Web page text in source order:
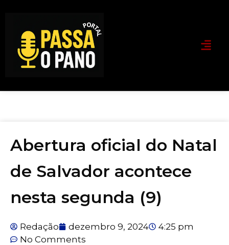
Abertura oficial do Natal
de Salvador acontece
nesta segunda (9)
Redação dezembro 9, 2024
4:25 pm
No Comments